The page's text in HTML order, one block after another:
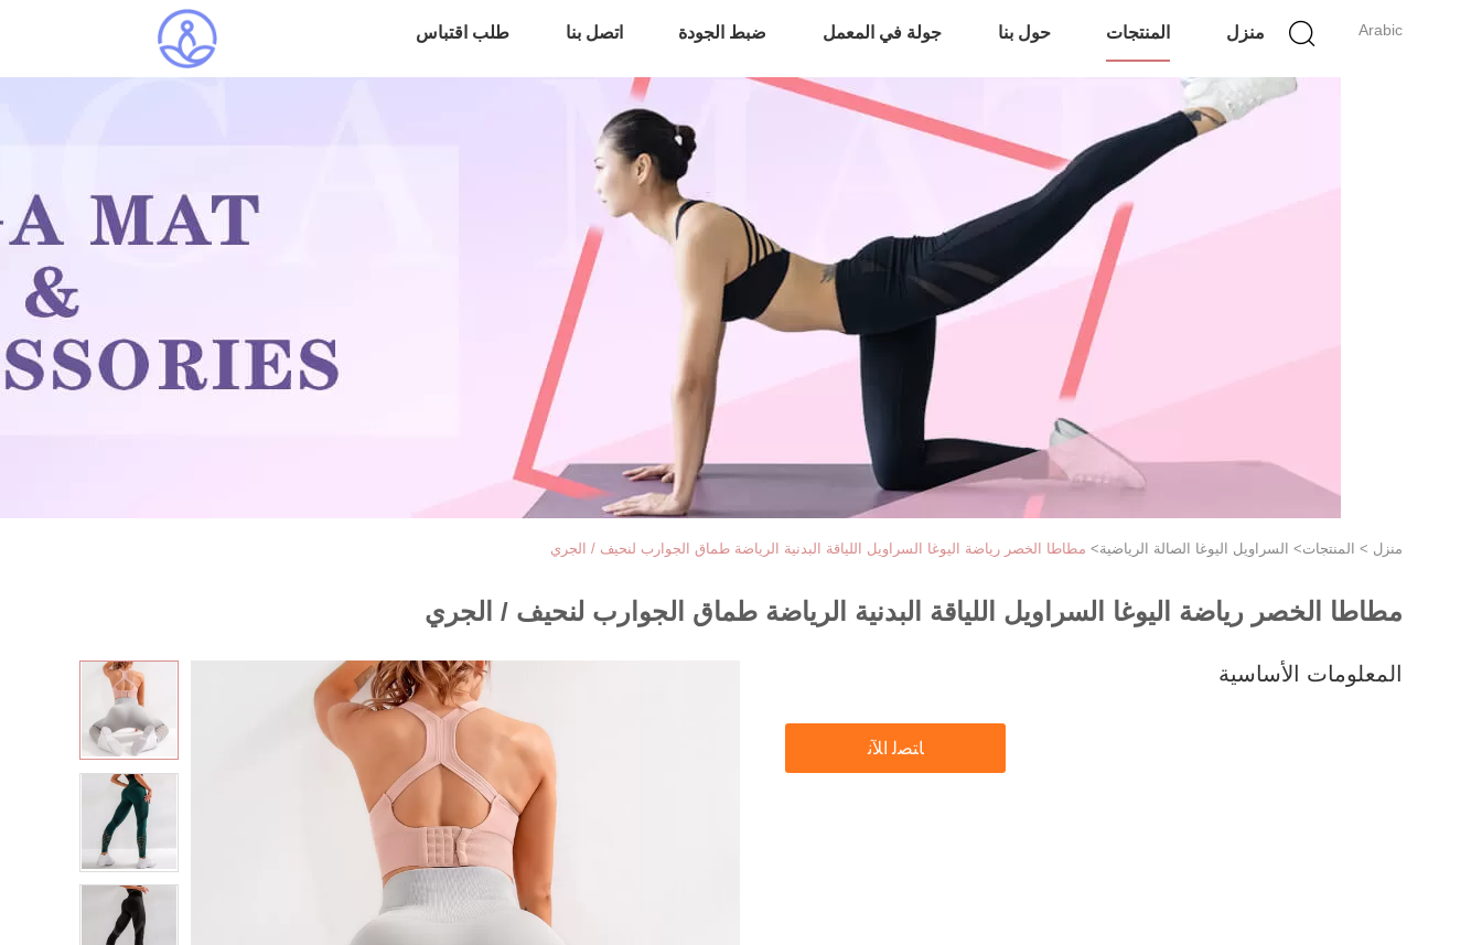
Arabic منزل المنتجات حول بنا جولة في المعمل ضبط الجودة اتصل بنا طلب اقتباس
منزل > المنتجات> السراويل اليوغا الصالة الرياضية> مطاطا الخصر رياضة اليوغا السراويل اللياقة البدنية الرياضة طماق الجوارب لنحيف / الجري
مطاطا الخصر رياضة اليوغا السراويل اللياقة البدنية الرياضة طماق الجوارب لنحيف / الجري
المعلومات الأساسية
ﺎﺘﺼﻟ ﺍﻶﻧ